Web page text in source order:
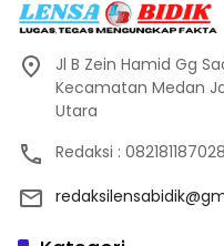
Jl B Zein Hamid Gg
Kecamatan Medan
Utara
Redaksi : 082181187028